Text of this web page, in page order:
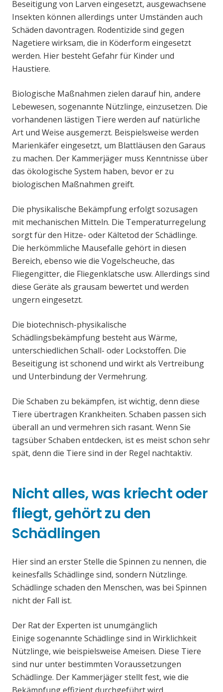
Beseitigung von Larven eingesetzt, ausgewachsene
Insekten können allerdings unter Umständen auch
Schäden davontragen. Rodentizide sind gegen
Nagetiere wirksam, die in Köderform eingesetzt
werden. Hier besteht Gefahr für Kinder und
Haustiere.
Biologische Maßnahmen zielen darauf hin, andere
Lebewesen, sogenannte Nützlinge, einzusetzen. Die
vorhandenen lästigen Tiere werden auf natürliche
Art und Weise ausgemerzt. Beispielsweise werden
Marienkäfer eingesetzt, um Blattläusen den Garaus
zu machen. Der Kammerjäger muss Kenntnisse über
das ökologische System haben, bevor er zu
biologischen Maßnahmen greift.
Die physikalische Bekämpfung erfolgt sozusagen
mit mechanischen Mitteln. Die Temperaturregelung
sorgt für den Hitze- oder Kältetod der Schädlinge.
Die herkömmliche Mausefalle gehört in diesen
Bereich, ebenso wie die Vogelscheuche, das
Fliegengitter, die Fliegenklatsche usw. Allerdings sind
diese Geräte als grausam bewertet und werden
ungern eingesetzt.
Die biotechnisch-physikalische
Schädlingsbekämpfung besteht aus Wärme,
unterschiedlichen Schall- oder Lockstoffen. Die
Beseitigung ist schonend und wirkt als Vertreibung
und Unterbindung der Vermehrung.
Die Schaben zu bekämpfen, ist wichtig, denn diese
Tiere übertragen Krankheiten. Schaben passen sich
überall an und vermehren sich rasant. Wenn Sie
tagsüber Schaben entdecken, ist es meist schon sehr
spät, denn die Tiere sind in der Regel nachtaktiv.
Nicht alles, was kriecht oder
fliegt, gehört zu den
Schädlingen
Hier sind an erster Stelle die Spinnen zu nennen, die
keinesfalls Schädlinge sind, sondern Nützlinge.
Schädlinge schaden den Menschen, was bei Spinnen
nicht der Fall ist.
Der Rat der Experten ist unumgänglich
Einige sogenannte Schädlinge sind in Wirklichkeit
Nützlinge, wie beispielsweise Ameisen. Diese Tiere
sind nur unter bestimmten Voraussetzungen
Schädlinge. Der Kammerjäger stellt fest, wie die